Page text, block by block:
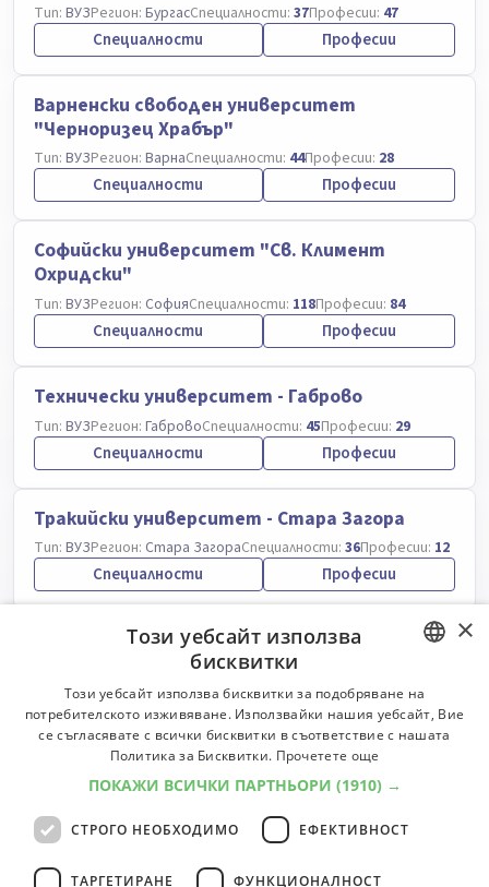
Тип: ВУЗРегион: БургасСпециалности: 37Професии: 47
Специалности Професии
Варненски свободен университет
"Черноризец Храбър"
Тип: ВУЗРегион: ВарнаСпециалности: 44Професии: 28
Специалности Професии
Софийски университет "Св. Климент
Охридски"
Тип: ВУЗРегион: СофияСпециалности: 118Професии: 84
Специалности Професии
Технически университет - Габрово
Тип: ВУЗРегион: ГабровоСпециалности: 45Професии: 29
Специалности Професии
Тракийски университет - Стара Загора
Тип: ВУЗРегион: Стара ЗагораСпециалности: 36Професии: 12
Специалности Професии
Шуменски университет "Епископ
Константин Преславски"
ВУЗРегион:ШуменСпециалности:82Професии:68
Специалности Професии
Югозападен университет "Неофит Рилски"
- Благоевград
Тип: ВУЗ Регион:БлагоевградСпециалности:74Професии:
Специалности
BULGARIAN
ENGLISH
×
Този уебсайт използва
бисквитки
Този уебсайт използва бисквитки за подобряване на
потребителското изживяване. Използвайки нашия уебсайт, Вие
се съгласявате с всички бисквитки в съответствие с нашата
Политика за Бисквитки. Прочетете още
ПОКАЖИ ВСИЧКИ ПАРТНЬОРИ (1910) →
СТРОГО НЕОБХОДИМО ЕФЕКТИВНОСТ
ТАРГЕТИРАНЕ ФУНКЦИОНАЛНОСТ